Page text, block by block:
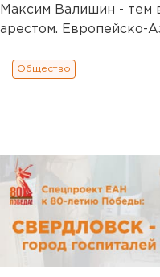
Максим Валишин - тем
арестом. Европейско-
Общество